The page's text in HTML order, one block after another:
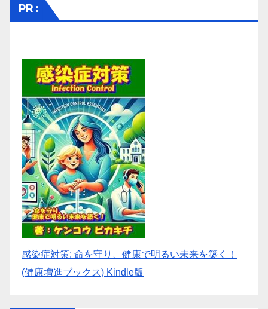
PR :
感染症対策: 命を守り、健康で明るい未来を築く！
(健康増進ブックス) Kindle版